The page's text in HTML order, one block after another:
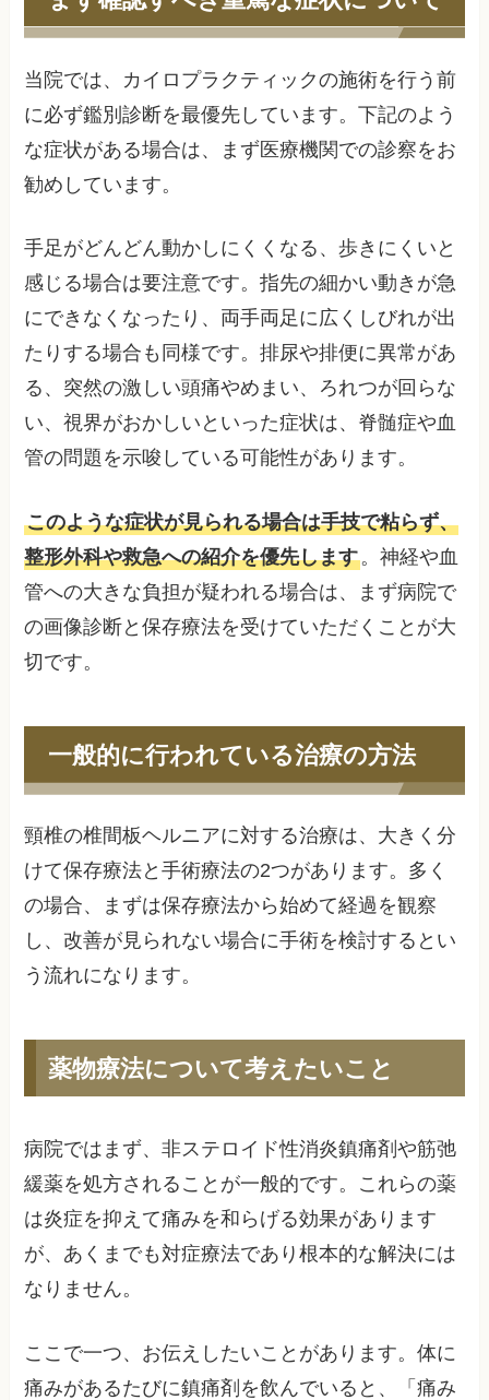
当院では、カイロプラクティックの施術を行う前
に必ず鑑別診断を最優先しています。下記のよう
な症状がある場合は、まず医療機関での診察をお
勧めしています。
手足がどんどん動かしにくくなる、歩きにくいと
感じる場合は要注意です。指先の細かい動きが急
にできなくなったり、両手両足に広くしびれが出
たりする場合も同様です。排尿や排便に異常があ
る、突然の激しい頭痛やめまい、ろれつが回らな
い、視界がおかしいといった症状は、脊髄症や血
管の問題を示唆している可能性があります。
このような症状が見られる場合は手技で粘らず、
整形外科や救急への紹介を優先します。神経や血
管への大きな負担が疑われる場合は、まず病院で
の画像診断と保存療法を受けていただくことが大
切です。
一般的に行われている治療の方法
頸椎の椎間板ヘルニアに対する治療は、大きく分
けて保存療法と手術療法の2つがあります。多く
の場合、まずは保存療法から始めて経過を観察
し、改善が見られない場合に手術を検討するとい
う流れになります。
薬物療法について考えたいこと
病院ではまず、非ステロイド性消炎鎮痛剤や筋弛
緩薬を処方されることが一般的です。これらの薬
は炎症を抑えて痛みを和らげる効果があります
が、あくまでも対症療法であり根本的な解決には
なりません。
ここで一つ、お伝えしたいことがあります。体に
痛みがあるたびに鎮痛剤を飲んでいると、「痛み